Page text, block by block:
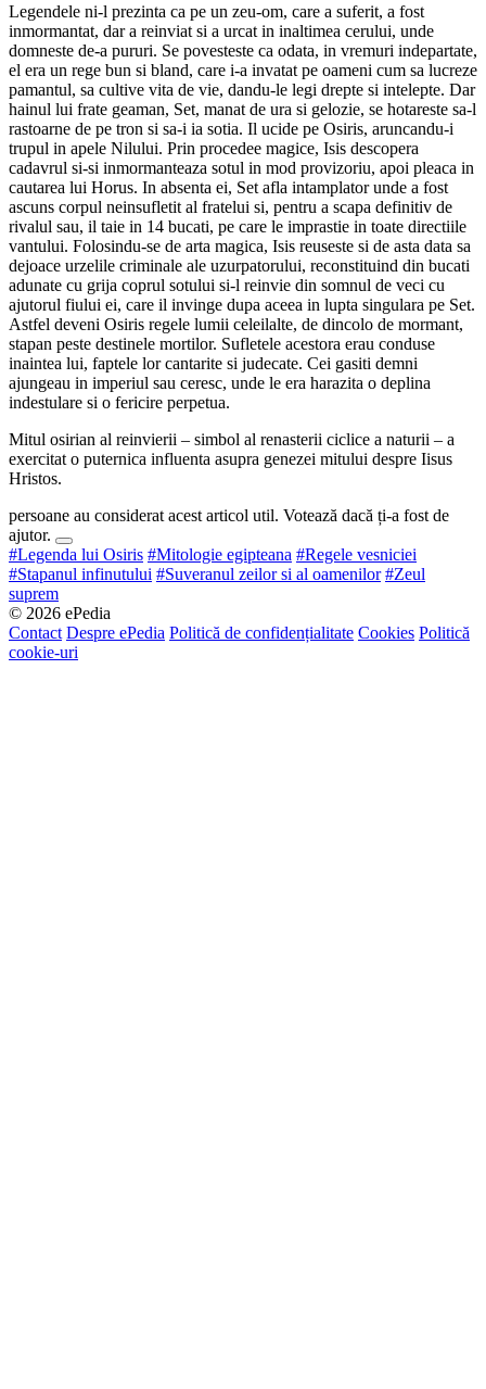
Legendele ni-l prezinta ca pe un zeu-om, care a suferit, a fost
inmormantat, dar a reinviat si a urcat in inaltimea cerului, unde
domneste de-a pururi. Se povesteste ca odata, in vremuri indepartate,
el era un rege bun si bland, care i-a invatat pe oameni cum sa lucreze
pamantul, sa cultive vita de vie, dandu-le legi drepte si intelepte. Dar
hainul lui frate geaman, Set, manat de ura si gelozie, se hotareste sa-l
rastoarne de pe tron si sa-i ia sotia. Il ucide pe Osiris, aruncandu-i
trupul in apele Nilului. Prin procedee magice, Isis descopera
cadavrul si-si inmormanteaza sotul in mod provizoriu, apoi pleaca in
cautarea lui Horus. In absenta ei, Set afla intamplator unde a fost
ascuns corpul neinsufletit al fratelui si, pentru a scapa definitiv de
rivalul sau, il taie in 14 bucati, pe care le imprastie in toate directiile
vantului. Folosindu-se de arta magica, Isis reuseste si de asta data sa
dejoace urzelile criminale ale uzurpatorului, reconstituind din bucati
adunate cu grija coprul sotului si-l reinvie din somnul de veci cu
ajutorul fiului ei, care il invinge dupa aceea in lupta singulara pe Set.
Astfel deveni Osiris regele lumii celeilalte, de dincolo de mormant,
stapan peste destinele mortilor. Sufletele acestora erau conduse
inaintea lui, faptele lor cantarite si judecate. Cei gasiti demni
ajungeau in imperiul sau ceresc, unde le era harazita o deplina
indestulare si o fericire perpetua.
Mitul osirian al reinvierii – simbol al renasterii ciclice a naturii – a
exercitat o puternica influenta asupra genezei mitului despre Iisus
Hristos.
persoane au considerat acest articol util. Votează dacă ți-a fost de
ajutor.
#Legenda lui Osiris #Mitologie egipteana #Regele vesniciei
#Stapanul infinutului #Suveranul zeilor si al oamenilor #Zeul
suprem
© 2026 ePedia
Contact Despre ePedia Politică de confidențialitate Cookies Politică
cookie-uri